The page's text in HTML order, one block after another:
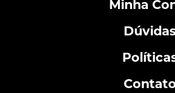
Minha
Dúvidas